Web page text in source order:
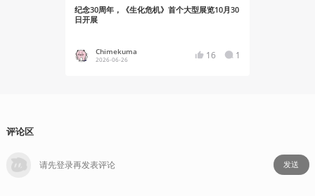
纪念30周年，《生化危机》首个大型展览10月30
日开展
Chimekuma
2026-06-26 16 1
评论区
发送